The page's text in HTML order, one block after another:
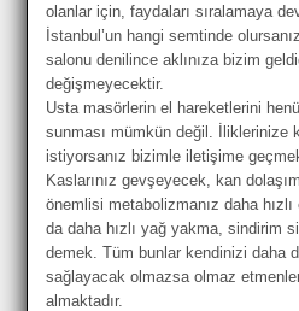
olanlar için, faydaları sıralamaya
İstanbul’un hangi semtinde
salonu denilince aklınıza bizim
değişmeyecektir.
Usta masörlerin el hareketlerini
sunması mümkün değil. İliklerinize
istiyorsanız bizimle iletişime
Kaslarınız gevşeyecek, kan
önemlisi metabolizmanız daha
da daha hızlı yağ yakma, sindirim
demek. Tüm bunlar kendinizi daha
sağlayacak olmazsa olmaz
almaktadır.